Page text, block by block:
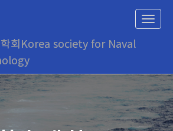
T
o
e
n
a
v
i
회Korea society for Naval